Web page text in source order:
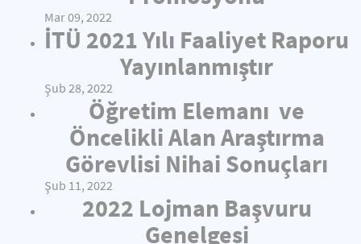
Mar 09, 2022
İTÜ 2021 Yılı Faaliyet Raporu
Yayınlanmıştır
Şub 28, 2022
Öğretim Elemanı ve
Öncelikli Alan Araştırma
Görevlisi Nihai Sonuçları
Şub 11, 2022
2022 Lojman Başvuru
Genelgesi